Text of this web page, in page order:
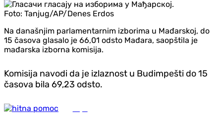
Foto: Tanjug/AP/Denes Erdos
Na današnjim parlamentarnim izborima u Mađarskoj, do
15 časova glasalo je 66,01 odsto Mađara, saopštila je
mađarska izborna komisija.
Komisija navodi da je izlaznost u Budimpešti do 15
časova bila 69,23 odsto.